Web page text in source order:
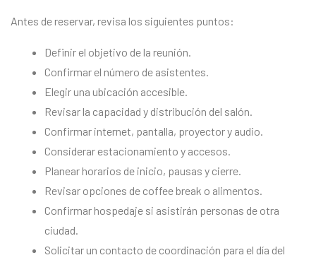
Antes de reservar, revisa los siguientes puntos:
Definir el objetivo de la reunión.
Confirmar el número de asistentes.
Elegir una ubicación accesible.
Revisar la capacidad y distribución del salón.
Confirmar internet, pantalla, proyector y audio.
Considerar estacionamiento y accesos.
Planear horarios de inicio, pausas y cierre.
Revisar opciones de coffee break o alimentos.
Confirmar hospedaje si asistirán personas de otra
ciudad.
Solicitar un contacto de coordinación para el día del